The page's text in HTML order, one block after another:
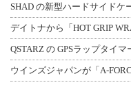
SHAD の新型ハードサイドケ
デイトナから「HOT GRIP
QSTARZ の GPSラップタイ
ウインズジャパンが「A-